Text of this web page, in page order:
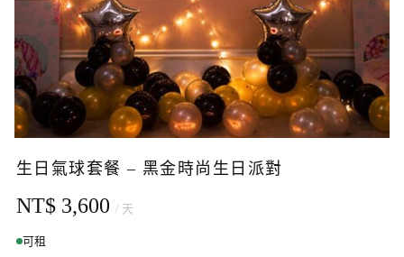
生日氣球套餐 – 黑金時尚生日派對
NT$ 3,600 / 天
可租